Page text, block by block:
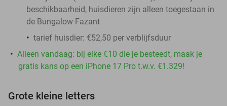
beschikbaarheid, huisdieren zijn alleen toegestaan in
de Bungalow Fazant
tarief huisdier: €52,50 per verblijfsduur
Alleen vandaag: bij elke €10 die je besteedt, maak je
gratis kans op een iPhone 17 Pro t.w.v. €1.329!
Grote kleine letters